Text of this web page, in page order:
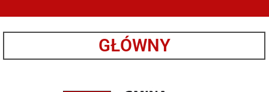
GŁÓWNY